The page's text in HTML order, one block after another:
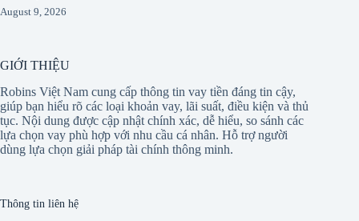
August 9, 2026
GIỚI THIỆU
Robins Việt Nam cung cấp thông tin vay tiền đáng tin cậy,
giúp bạn hiểu rõ các loại khoản vay, lãi suất, điều kiện và thủ
tục. Nội dung được cập nhật chính xác, dễ hiểu, so sánh các
lựa chọn vay phù hợp với nhu cầu cá nhân. Hỗ trợ người
dùng lựa chọn giải pháp tài chính thông minh.
Thông tin liên hệ